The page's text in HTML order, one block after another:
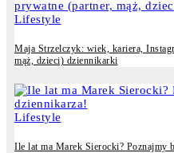
Lifestyle
Maja Strzelczyk: wiek, kariera,
mąż, dzieci) dziennikarki
Lifestyle
Ile lat ma Marek Sierocki? Poznajmy